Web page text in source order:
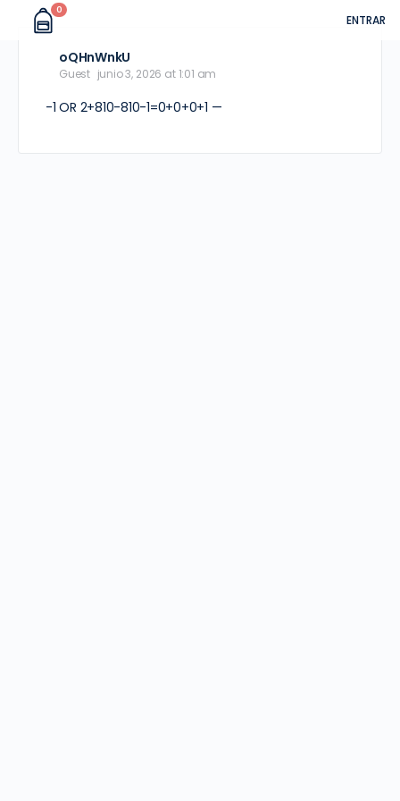
0
ENTRAR
oQHnWnkU
Guest junio 3, 2026 at 1:01 am
-1 OR 2+810-810-1=0+0+0+1 —